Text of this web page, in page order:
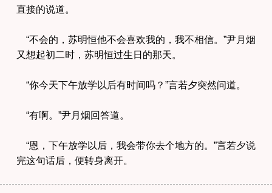
直接的说道。
“不会的，苏明恒他不会喜欢我的，我不相信。”尹月烟
又想起初二时，苏明恒过生日的那天。
“你今天下午放学以后有时间吗？”言若夕突然问道。
“有啊。”尹月烟回答道。
“恩，下午放学以后，我会带你去个地方的。”言若夕说
完这句话后，便转身离开。